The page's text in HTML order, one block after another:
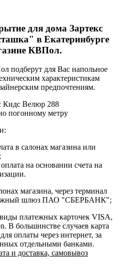
для дома Зартекс
в Екатеринбурге
КВПол.
подберут для Вас напольное
характеристикам
предпочтениям.
Кидс Велюр 288
погонному метру
в салонах магазина или
на основании счета на
магазина, через терминал
шлюз ПАО "СБЕРБАНК";
платежных карточек VISA,
В большинстве случаев карта
оплаты через интернет, за
отдельными банками.
и доставка, самовывоз